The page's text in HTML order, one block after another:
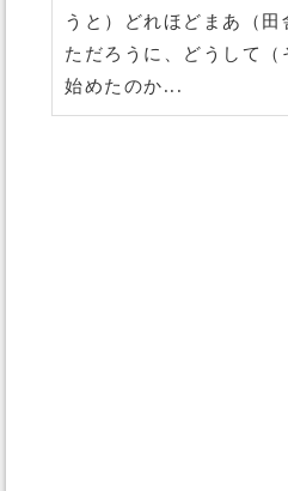
うと）どれほどまあ（
ただろうに、どうして
始めたのか...